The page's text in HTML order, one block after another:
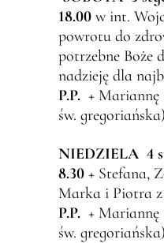
18.00 w int.
powrotu do
potrzebne Boże
nadzieję dla
P.P. +
św. gregoriańska)
NIEDZIELA 4
8.30 + Stefana,
Marka i Piotra
P.P. +
św. gregoriańska)